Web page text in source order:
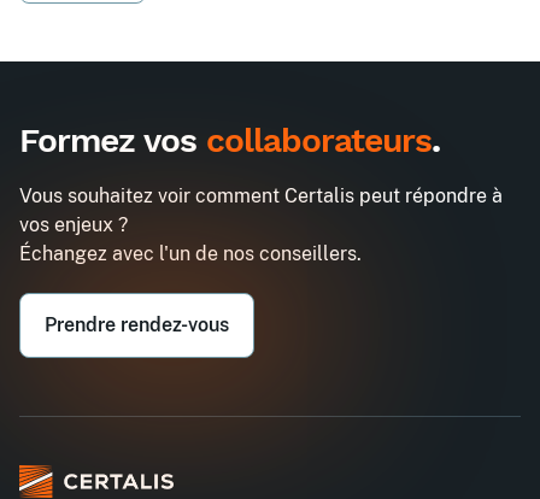
Formez vos collaborateurs.
Vous souhaitez voir comment Certalis peut répondre à
vos enjeux ?
Échangez avec l'un de nos conseillers.
Prendre rendez-vous